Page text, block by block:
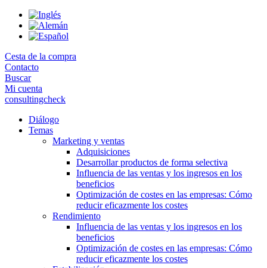
Skip
Cesta de la compra
Contacto
Buscar
Mi cuenta
consultingcheck
Diálogo
Temas
Marketing y ventas
Adquisiciones
Desarrollar productos de forma selectiva
Influencia de las ventas y los ingresos en los
beneficios
Optimización de costes en las empresas: Cómo
reducir eficazmente los costes
Rendimiento
Influencia de las ventas y los ingresos en los
beneficios
Optimización de costes en las empresas: Cómo
reducir eficazmente los costes